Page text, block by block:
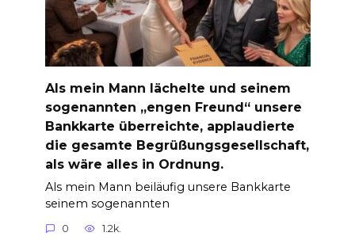
Als mein Mann lächelte und seinem
sogenannten „engen Freund“ unsere
Bankkarte überreichte, applaudierte
die gesamte Begrüßungsgesellschaft,
als wäre alles in Ordnung.
Als mein Mann beiläufig unsere Bankkarte
seinem sogenannten
0 1.2k.